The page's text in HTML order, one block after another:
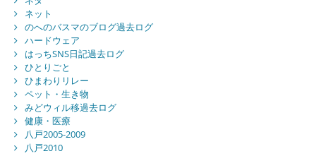
ネット
のへのバスマのブログ過去ログ
ハードウェア
はっちSNS日記過去ログ
ひとりごと
ひまわりリレー
ペット・生き物
みどウィル移過去ログ
健康・医療
八戸2005-2009
八戸2010